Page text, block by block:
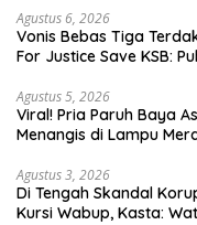
Agustus 6, 2026
Vonis Bebas Tiga
For Justice Save KSB:
Agustus 5, 2026
Viral! Pria Paruh Baya
Menangis di Lampu
Agustus 3, 2026
Di Tengah Skandal
Kursi Wabup, Kasta: